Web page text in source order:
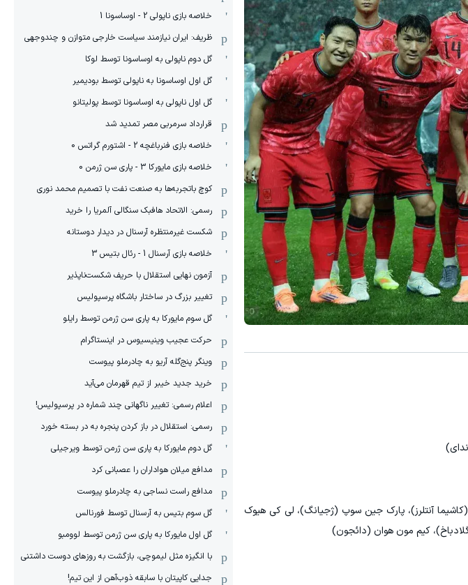
آنتلرز)، پارک جین سوپ (ژجیانگ)، لی کی هیوک
کیم مون هوان (دائجون)
خلاصه بازی ناپولی 2 - اوساسونا 1
ظریف: ایران نیازمند سیاست خارجی متوازن و چندوجهی
گل دوم ناپولی به اوساسونا توسط لوکا
گل اول اوساسونا به ناپولی توسط بودیمیر
گل اول ناپولی به اوساسونا توسط پولیتانو
قرارداد سرمربی مصر تمدید شد
خلاصه بازی فنرباغچه 2 - اشتورم گراتس 0
خلاصه بازی مایورکا 3 - پاری سن ژرمن 0
کوچ باتجربه‌ها به صنعت نفت با تصمیم محمد نوری
رسمی: الاتحاد هافبک سنگالی آلمریا را خرید
شکست غیرمنتظره آرسنال در دیدار دوستانه
خلاصه بازی آرسنال 1 - رئال بتیس 3
آزمون نهایی استقلال با حریف شکست‌ناپذیر
تغییر بزرگ در ساختار باشگاه پرسپولیس
گل سوم مایورکا به پاری سن ژرمن توسط رایلو
حرکت عجیب وینیسیوس در اینستاگرام
وینگر پنج‌گله آریو به چادرملو پیوست
خرید جدید خیبر از تیم قهرمان می‌آید
اعلام رسمی: تغییر ناگهانی چند شماره در پرسپولیس!
رسمی: استقلال در باز کردن پنجره به در بسته خورد
گل دوم مایورکا به پاری سن ژرمن توسط ویرجیلی
مدافع میلان هواداران را عصبانی کرد
مدافع راست نساجی به چادرملو پیوست
گل سوم بتیس به آرسنال توسط فورنالس
گل اول مایورکا به پاری سن ژرمن توسط لوومبو
با انگیزه مثل لیموچی، بازگشت به روزهای دوست داشتنی
جدایی کاپیتان با سابقه ذوب‌آهن از این تیم!